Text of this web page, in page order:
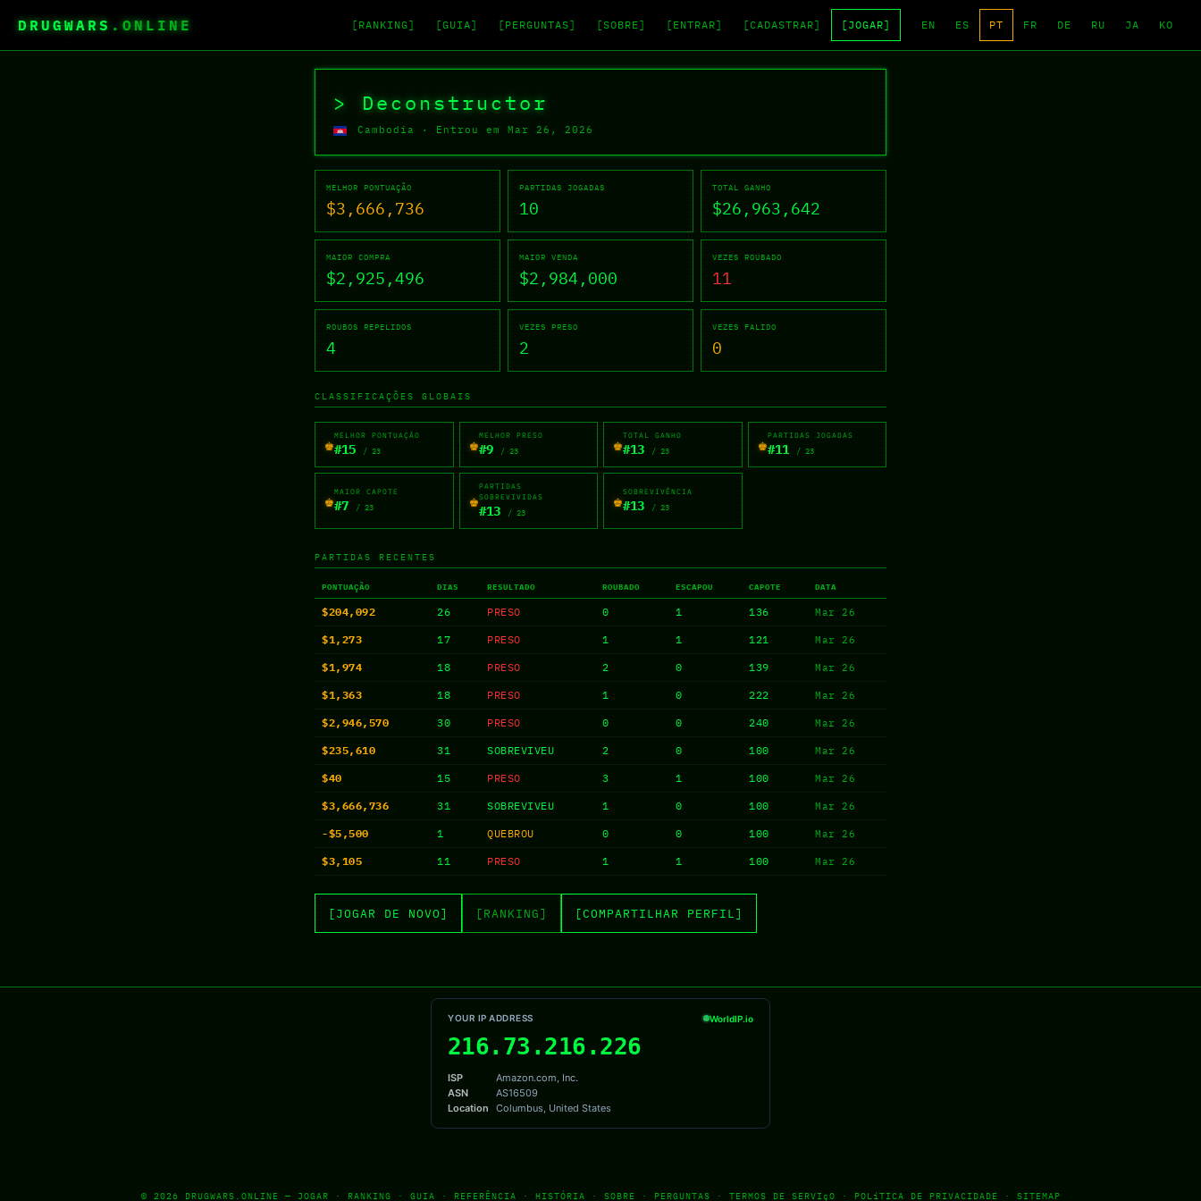
DRUGWARS .ONLINE [RANKING] [GUIA] [PERGUNTAS] [SOBRE] [ENTRAR] [CADASTRAR] [JOGAR] EN ES PT FR DE RU JA KO
Perfil do Drug Wars de Deconstructor — Drugwars Online
> Deconstructor
Cambodia · Entrou em Mar 26, 2026
MELHOR PONTUAÇÃO
$3,666,736
PARTIDAS JOGADAS
10
TOTAL GANHO
$26,963,642
MAIOR COMPRA
$2,925,496
MAIOR VENDA
$2,984,000
VEZES ROUBADO
11
ROUBOS REPELIDOS
4
VEZES PRESO
2
VEZES FALIDO
0
CLASSIFICAÇÕES GLOBAIS
♚MELHOR PONTUAÇÃO
#15 / 23 ♚MELHOR PRESO
#9 / 23 ♚TOTAL GANHO
#13 / 23 ♚PARTIDAS JOGADAS
#11 / 23
♚MAIOR CAPOTE
#7 / 23 ♚
PARTIDAS
SOBREVIVIDAS
#13 / 23
♚SOBREVIVÊNCIA
#13 / 23
PARTIDAS RECENTES
PONTUAÇÃO DIAS RESULTADO ROUBADO ESCAPOU CAPOTE DATA
$204,092 26 PRESO 0 1 136 Mar 26
$1,273 17 PRESO 1 1 121 Mar 26
$1,974 18 PRESO 2 0 139 Mar 26
$1,363 18 PRESO 1 0 222 Mar 26
$2,946,570 30 PRESO 0 0 240 Mar 26
$235,610 31 SOBREVIVEU 2 0 100 Mar 26
$40 15 PRESO 3 1 100 Mar 26
$3,666,736 31 SOBREVIVEU 1 0 100 Mar 26
-$5,500 1 QUEBROU 0 0 100 Mar 26
$3,105 11 PRESO 1 1 100 Mar 26
[JOGAR DE NOVO] [RANKING] [COMPARTILHAR PERFIL]
© 2026 DRUGWARS.ONLINE — JOGAR · RANKING · GUIA · REFERÊNCIA · HISTÓRIA · SOBRE · PERGUNTAS · TERMOS DE SERVIçO · POLíTICA DE PRIVACIDADE · SITEMAP